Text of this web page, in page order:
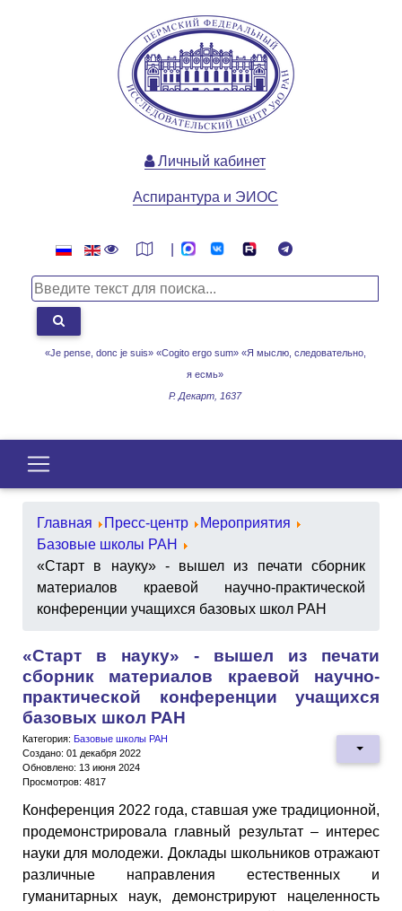
«Je pense, donc je suis» «Cogito ergo sum» «Я мыслю, следовательно,
я есмь»
Р. Декарт, 1637
Личный кабинет
Аспирантура и ЭИОС
Главная Пресс-центр
Мероприятия
Базовые школы РАН
«Старт в науку» - вышел из печати сборник
материалов краевой научно-практической
конференции учащихся базовых школ РАН
«Старт в науку» - вышел из печати
сборник материалов краевой научно-
практической конференции учащихся
базовых школ РАН
Категория: Базовые школы РАН
Создано: 01 декабря 2022
Обновлено: 13 июня 2024
Просмотров: 4817
Конференция 2022 года, ставшая уже традиционной,
продемонстрировала главный результат – интерес
науки для молодежи. Доклады школьников отражают
различные направления естественных и
гуманитарных наук, демонстрируют нацеленность